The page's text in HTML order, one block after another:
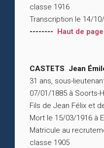
classe 1916
Transcription le 14/
-------- Haut de page
CASTETS Jean
31 ans, sous-
07/01/1885 à Soorts-
Fils de Jean Félix et
Mort le 15/03/1916 à
Matricule au
classe 1905